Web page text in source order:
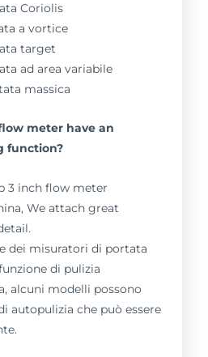
Coriolis
a vortice
target
ad area variabile
massica
meter have an
function?
3 inch flow meter
We attach great
dei misuratori di portata
di pulizia
alcuni modelli possono
autopulizia che può essere